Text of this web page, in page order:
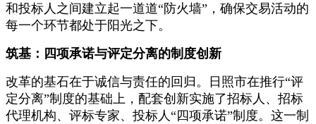
和投标人之间建立起一道道“防火墙”，确保交易活动的
每一个环节都处于阳光之下。
筑基：四项承诺与评定分离的制度创新
改革的基石在于诚信与责任的回归。日照市在推行“评
定分离”制度的基础上，配套创新实施了招标人、招标
代理机构、评标专家、投标人“四项承诺”制度。这一制